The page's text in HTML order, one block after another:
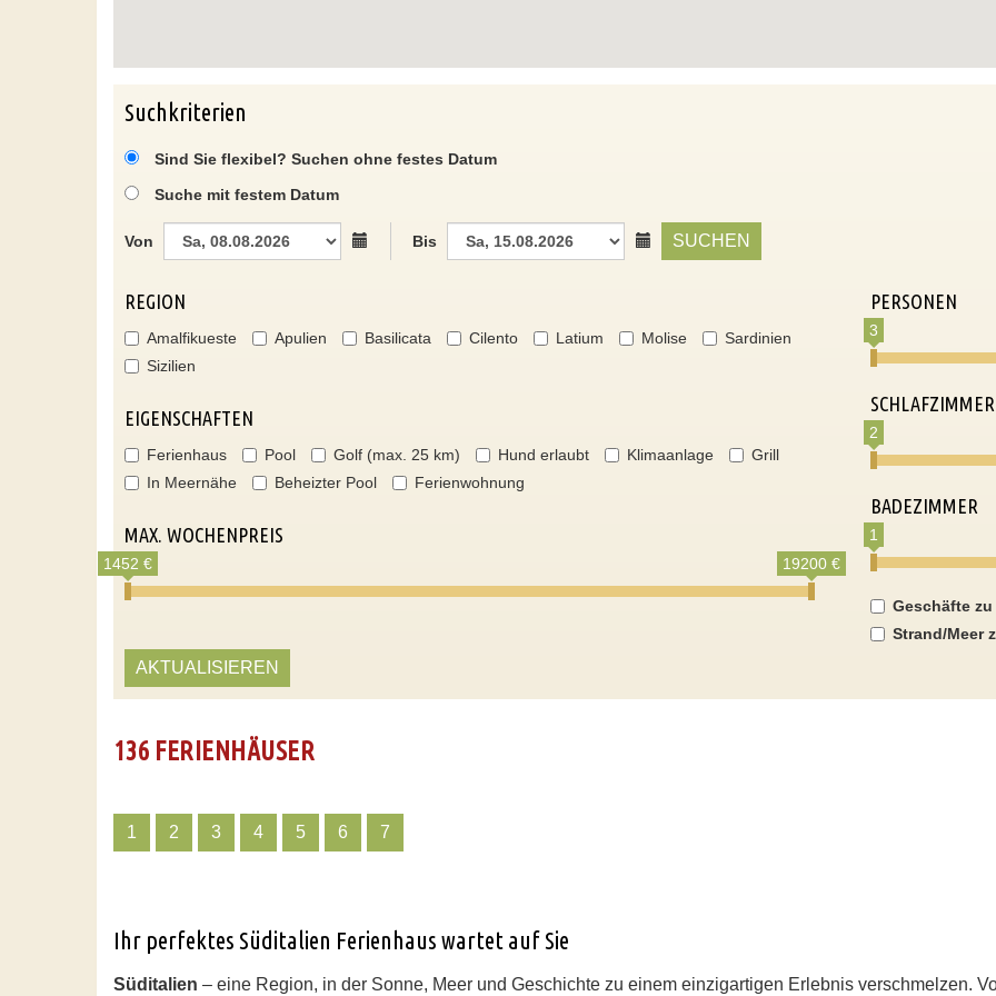
Suchkriterien
Sind Sie flexibel? Suchen ohne festes Datum
Suche mit festem Datum
Von Bis SUCHEN
REGION
Amalfikueste Apulien Basilicata Cilento Latium Molise
Sardinien
Sizilien
EIGENSCHAFTEN
Ferienhaus Pool Golf (max. 25 km) Hund erlaubt Klimaanlage
Grill
In Meernähe
Beheizter Pool Ferienwohnung
MAX. WOCHENPREIS
1452 € 19200 €
PERSONEN
3
SCHLAFZIMMER
2
BADEZIMMER
1
Geschäfte
Strand/Meer
AKTUALISIEREN
136 FERIENHÄUSER
1 2 3 4 5 6 7
Ihr perfektes Süditalien Ferienhaus wartet auf Sie
Süditalien – eine Region, in der Sonne, Meer und Geschichte zu einem einzigartigen Erlebnis verschmelzen.